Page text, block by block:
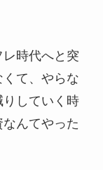
時代へと突
て、やらな
していく時
んてやった